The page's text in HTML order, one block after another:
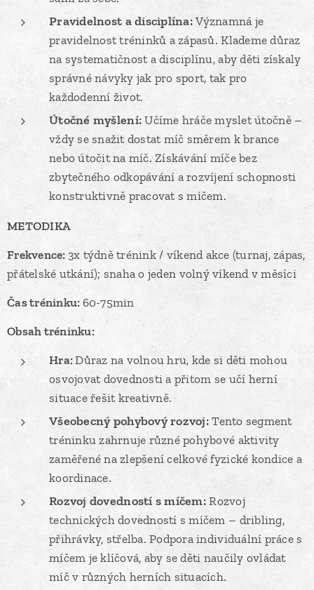
Pravidelnost a disciplína:Významná je
pravidelnost tréninků a zápasů. Klademe důraz
na systematičnost a disciplínu, aby děti získaly
správné návyky jak pro sport, tak pro
každodenní život.
Útočné myšlení:Učíme hráče myslet útočně –
vždy se snažit dostat míč směrem k brance
nebo útočit na míč. Získávání míče bez
zbytečného odkopávání a rozvíjení schopnosti
konstruktivně pracovat s míčem.
METODIKA
Frekvence: 3x týdně trénink / víkend akce (turnaj, zápas,
přátelské utkání); snaha o jeden volný víkend v měsíci
Čas tréninku:60-75min
Obsah tréninku:
Hra:Důraz na volnou hru, kde si děti mohou
osvojovat dovednosti a přitom se učí herní
situace řešit kreativně.
Všeobecný pohybový rozvoj:Tento segment
tréninku zahrnuje různé pohybové aktivity
zaměřené na zlepšení celkové fyzické kondice a
koordinace.
Rozvoj dovedností s míčem:Rozvoj
technických dovedností s míčem – dribling,
přihrávky, střelba. Podpora individuální práce s
míčem je klíčová, aby se děti naučily ovládat
míč v různých herních situacích.